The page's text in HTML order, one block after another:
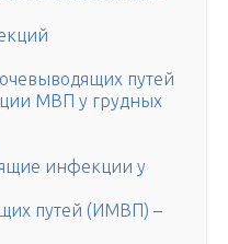
путей
МВП у грудных
инфекции у
путей (ИМВП) –